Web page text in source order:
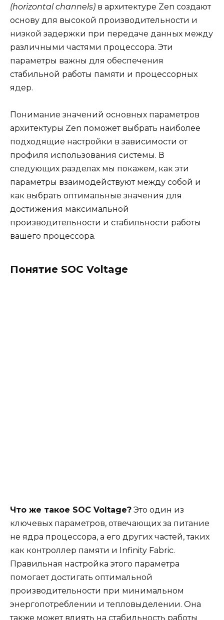
(horizontal channels) в архитектуре Zen создают
основу для высокой производительности и
низкой задержки при передаче данных между
различными частями процессора. Эти
параметры важны для обеспечения
стабильной работы памяти и процессорных
ядер.
Понимание значений основных параметров
архитектуры Zen поможет выбрать наиболее
подходящие настройки в зависимости от
профиля использования системы. В
следующих разделах мы покажем, как эти
параметры взаимодействуют между собой и
как выбрать оптимальные значения для
достижения максимальной
производительности и стабильности работы
вашего процессора.
Понятие SOC Voltage
Что же такое SOC Voltage? Это один из
ключевых параметров, отвечающих за питание
не ядра процессора, а его других частей, таких
как контроллер памяти и Infinity Fabric.
Правильная настройка этого параметра
помогает достигать оптимальной
производительности при минимальном
энергопотреблении и тепловыделении. Она
также может влиять на стабильность работы